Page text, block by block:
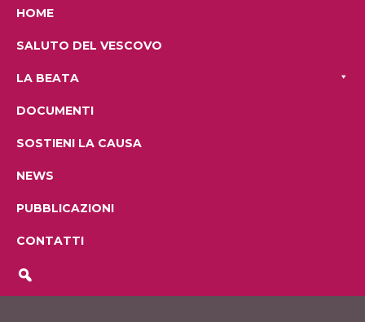
HOME
SALUTO DEL VESCOVO
LA BEATA
DOCUMENTI
SOSTIENI LA CAUSA
NEWS
PUBBLICAZIONI
CONTATTI